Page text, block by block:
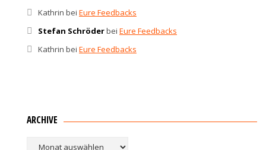
Kathrin bei Eure Feedbacks
Stefan Schröderbei Eure Feedbacks
Kathrin bei Eure Feedbacks
ARCHIVE
Archive